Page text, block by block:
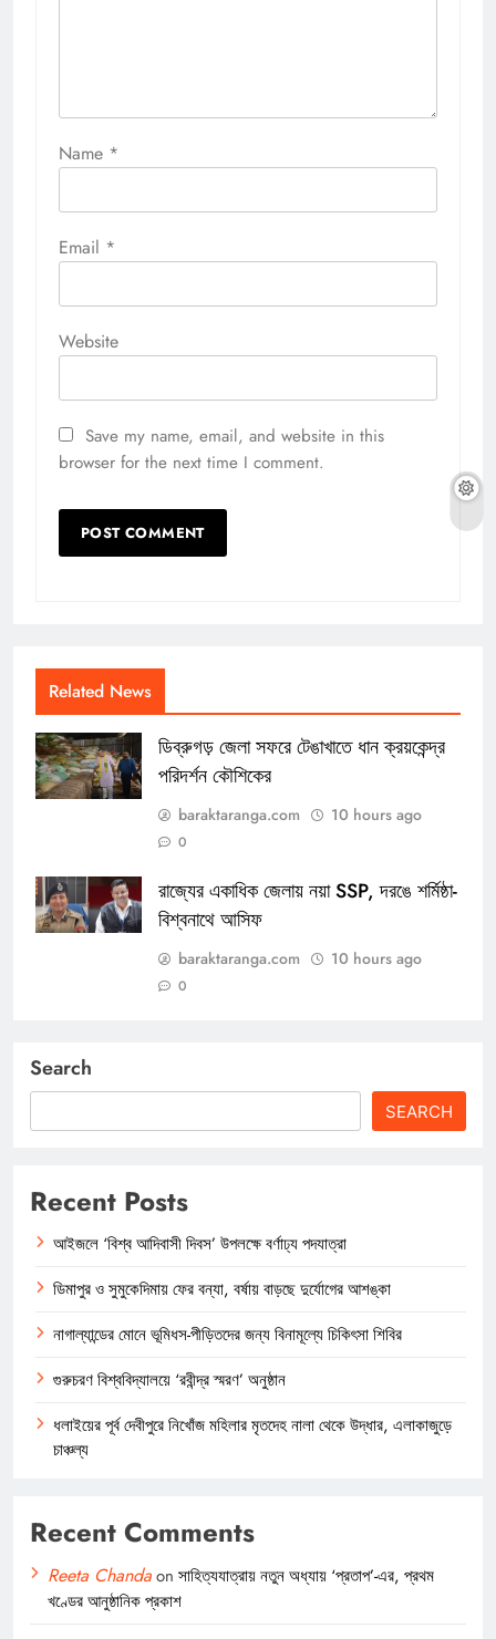
Name *
Email *
Website
Save my name, email, and website in this
browser for the next time I comment.
Related News
ডিব্রুগড় জেলা সফরে টেঙাখাতে ধান ক্রয়কেন্দ্র
পরিদর্শন কৌশিকের
baraktaranga.com 10 hours ago
0
রাজ্যের একাধিক জেলায় নয়া SSP, দরঙে শর্মিষ্ঠা-
বিশ্বনাথে আসিফ
baraktaranga.com 10 hours ago
0
Search
SEARCH
Recent Posts
আইজলে ‘বিশ্ব আদিবাসী দিবস’ উপলক্ষে বর্ণাঢ্য পদযাত্রা
ডিমাপুর ও সুমুকেদিমায় ফের বন্যা, বর্ষায় বাড়ছে দুর্যোগের আশঙ্কা
নাগাল্যান্ডের মোনে ভূমিধস-পীড়িতদের জন্য বিনামূল্যে চিকিৎসা শিবির
গুরুচরণ বিশ্ববিদ্যালয়ে ‘রবীন্দ্র স্মরণ’ অনুষ্ঠান
ধলাইয়ের পূর্ব দেবীপুরে নিখোঁজ মহিলার মৃতদেহ নালা থেকে উদ্ধার, এলাকাজুড়ে
চাঞ্চল্য
Recent Comments
Reeta Chandaon সাহিত্যযাত্রায় নতুন অধ্যায় ‘প্রতাপ’-এর, প্রথম
খণ্ডের আনুষ্ঠানিক প্রকাশ